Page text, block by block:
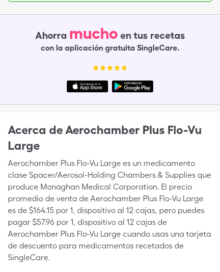
Ahorra mucho en tus recetas
con la aplicación gratuita SingleCare.
Acerca deAerochamber Plus Flo-Vu
Large
Aerochamber Plus Flo-Vu Large es un medicamento
clase Spacer/Aerosol-Holding Chambers & Supplies que
produce Monaghan Medical Corporation. El precio
promedio de venta de Aerochamber Plus Flo-Vu Large
es de $164.15 por 1, dispositivo al 12 cajas, pero puedes
pagar $57.96 por 1, dispositivo al 12 cajas de
Aerochamber Plus Flo-Vu Large cuando usas una tarjeta
de descuento para medicamentos recetados de
SingleCare.